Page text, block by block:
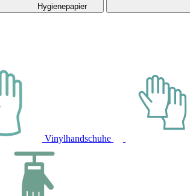
Hygienepapier
Vinylhandschuhe